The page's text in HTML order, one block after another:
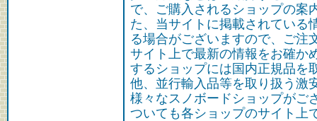
で、ご購入されるショップの案
た、当サイトに掲載されている
る場合がございますので、ご注
サイト上で最新の情報をお確か
するショップには国内正規品を
他、並行輸入品等を取り扱う激
様々なスノボードショップがご
ついても各ショップのサイト上